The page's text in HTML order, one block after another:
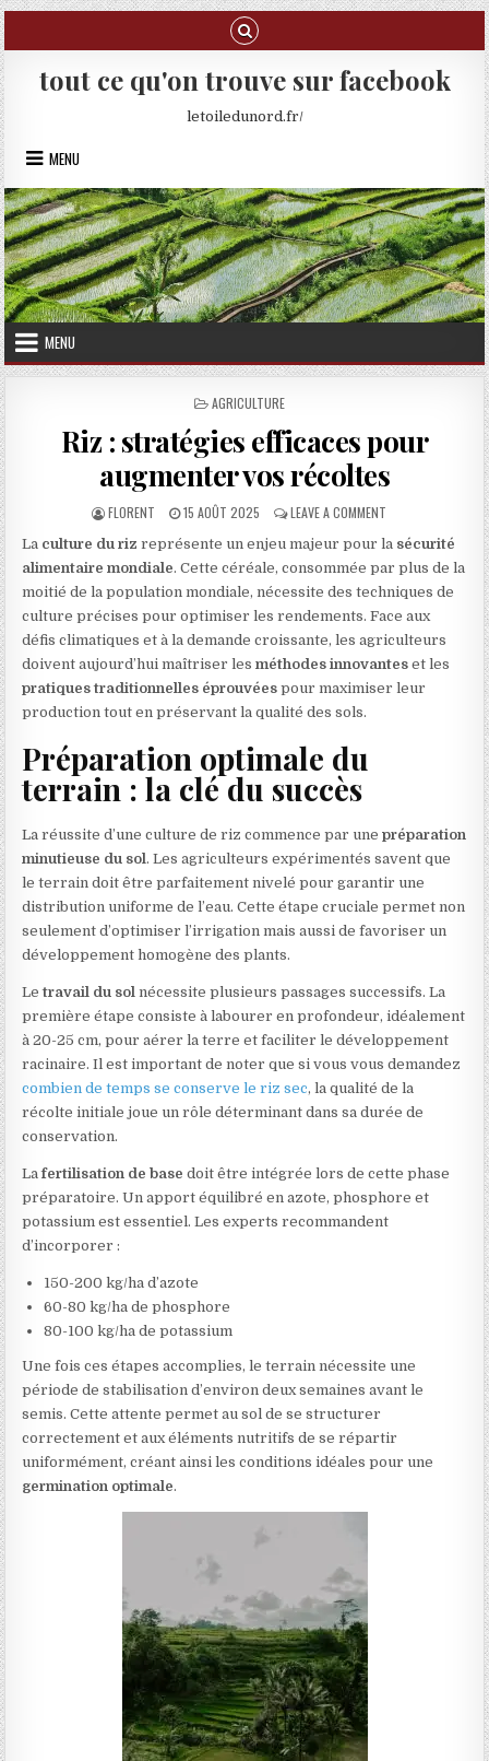
Skip to content
tout ce qu'on trouve sur facebook
letoiledunord.fr/
MENU
MENU
POSTED IN
AGRICULTURE
Riz : stratégies efficaces pour
augmenter vos récoltes
AUTHOR:
FLORENT PUBLISHED DATE:
15 AOÛT 2025 LEAVE A COMMENT ON RIZ :
La culture du riz représente un enjeu majeur pour la sécurité
alimentaire mondiale. Cette céréale, consommée par plus de la
moitié de la population mondiale, nécessite des techniques de
culture précises pour optimiser les rendements. Face aux
défis climatiques et à la demande croissante, les agriculteurs
doivent aujourd’hui maîtriser lesméthodes innovantes et les
pratiques traditionnelles éprouvées pour maximiser leur
production tout en préservant la qualité des sols.
Préparation optimale du
terrain : la clé du succès
La réussite d’une culture de riz commence par unepréparation
minutieuse du sol. Les agriculteurs expérimentés savent que
le terrain doit être parfaitement nivelé pour garantir une
distribution uniforme de l’eau. Cette étape cruciale permet non
seulement d’optimiser l’irrigation mais aussi de favoriser un
développement homogène des plants.
Letravail du sol nécessite plusieurs passages successifs. La
première étape consiste à labourer en profondeur, idéalement
à 20-25 cm, pour aérer la terre et faciliter le développement
racinaire. Il est important de noter que si vous vous demandez
combien de temps se conserve le riz sec, la qualité de la
récolte initiale joue un rôle déterminant dans sa durée de
conservation.
Lafertilisation de base doit être intégrée lors de cette phase
préparatoire. Un apport équilibré en azote, phosphore et
potassium est essentiel. Les experts recommandent
d’incorporer :
150-200 kg/ha d’azote
60-80 kg/ha de phosphore
80-100 kg/ha de potassium
Une fois ces étapes accomplies, le terrain nécessite une
période de stabilisation d’environ deux semaines avant le
semis. Cette attente permet au sol de se structurer
correctement et aux éléments nutritifs de se répartir
uniformément, créant ainsi les conditions idéales pour une
germination optimale.